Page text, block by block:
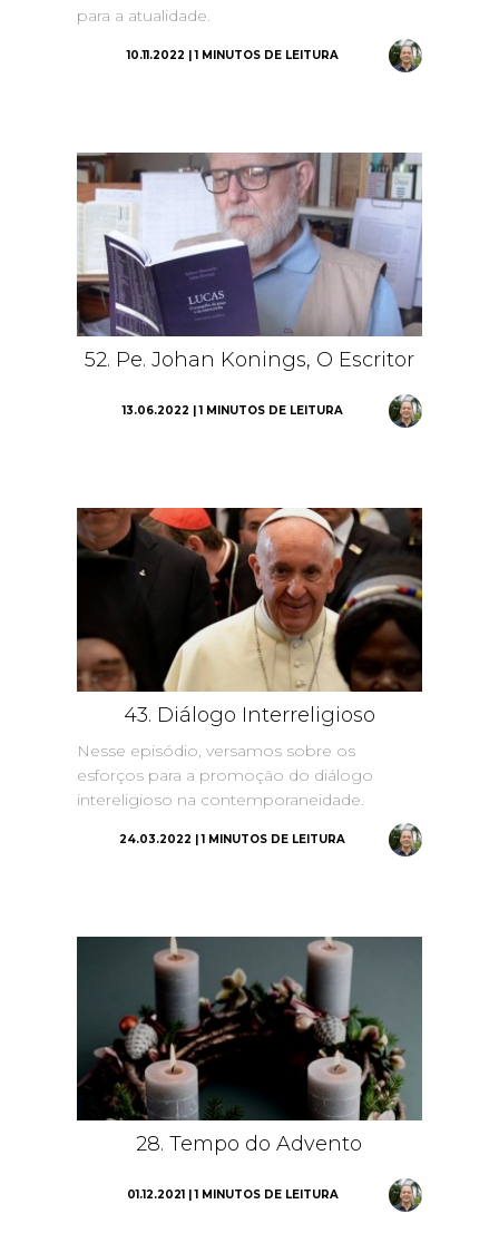
para a atualidade.
10.11.2022 | 1 MINUTOS DE LEITURA
52. Pe. Johan Konings, O Escritor
13.06.2022 | 1 MINUTOS DE LEITURA
43. Diálogo Interreligioso
Nesse episódio, versamos sobre os
esforços para a promoção do diálogo
intereligioso na contemporaneidade.
24.03.2022 | 1 MINUTOS DE LEITURA
28. Tempo do Advento
01.12.2021 | 1 MINUTOS DE LEITURA